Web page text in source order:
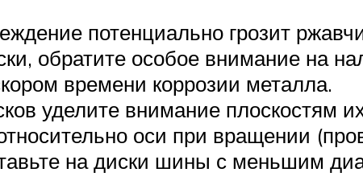
потенциально грозит
обратите особое внимание на
времени коррозии металла.
уделите внимание плоскостям
оси при вращении
на диски шины с меньшим